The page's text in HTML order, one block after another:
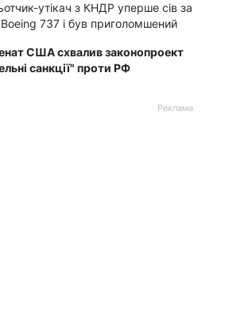
утікач з КНДР уперше сів за
737 і був приголомшений
США схвалив законопроект
санкції" проти РФ
Реклама